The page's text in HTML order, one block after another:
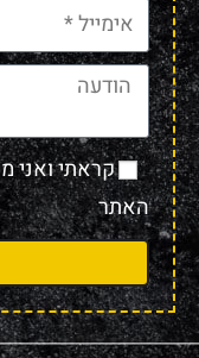
קראתי
האתר